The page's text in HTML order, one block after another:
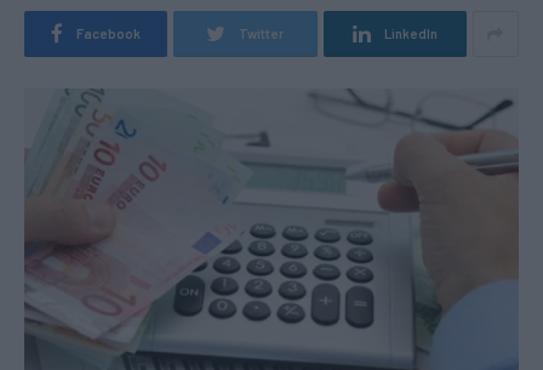
Facebook Twitter LinkedIn